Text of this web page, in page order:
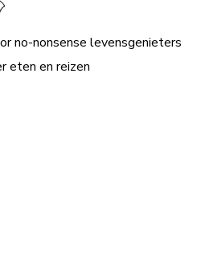
no-nonsense levensgenieters
eten en reizen